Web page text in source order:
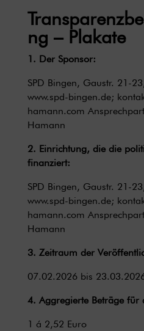
ng – Plakate
1. Der Sponsor:
SPD Bingen, Gaustr. 21-
www.spd-bingen.de;
hamann.com
Hamann
2. Einrichtung, die die
finanziert:
SPD Bingen, Gaustr. 21-
www.spd-bingen.de;
hamann.com
Hamann
3. Zeitraum der
07.02.2026 bis
4. Aggregierte Beträge für
1 á 2,52 Euro